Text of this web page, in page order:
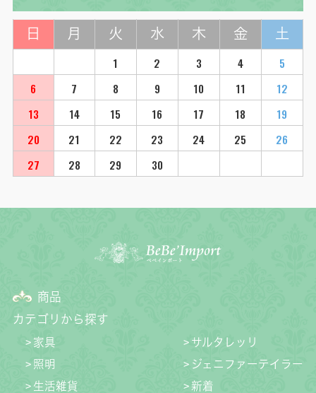
日 月 火 水 木 金 土
1 2 3 4
5
6
7 8 9 10 11
12
13
14 15 16 17 18
19
20
21 22 23 24 25
26
27
28 29 30
商品
カテゴリから探す
家具
照明
生活雑貨
サルタレッリ
ジェニファーテイラー
新着